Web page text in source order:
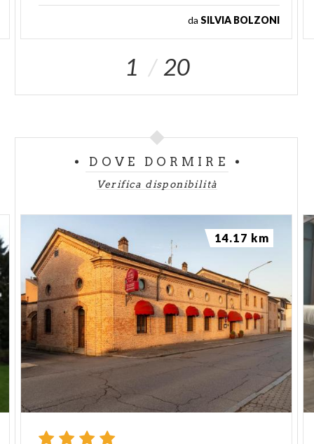
da SILVIA BOLZONI
1 20
DOVE DORMIRE
Verifica disponibilità
14.17 km